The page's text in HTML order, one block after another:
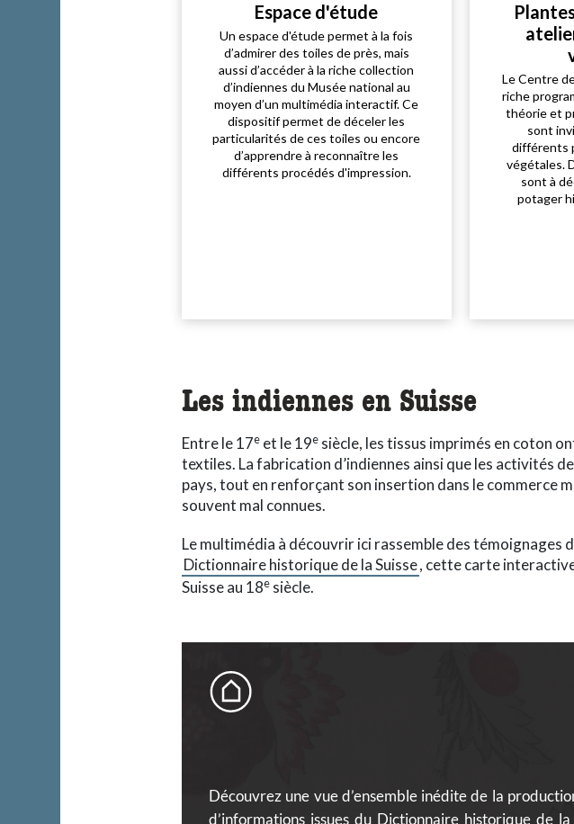
Espace d'étude
Un espace d'étude permet à la fois
d’admirer des toiles de près, mais
aussi d’accéder à la riche collection
d’indiennes du Musée national au
moyen d’un multimédia interactif. Ce
dispositif permet de déceler les
particularités de ces toiles ou encore
d’apprendre à reconnaître les
différents procédés d'impression.
Le Centre
riche
théorie et
sont
différents
végétales.
sont à
potager
Les indiennes en Suisse
Entre le 17e et le 19e siècle, les tissus imprimés en coton
textiles. La fabrication d’indiennes ainsi que les activités
pays, tout en renforçant son insertion dans le commerce
souvent mal connues.
Le multimédia à découvrir ici rassemble des
Dictionnaire historique de la Suisse, cette carte
Suisse au 18e siècle.